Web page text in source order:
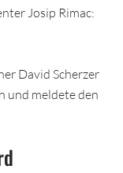
Josip Rimac:
David Scherzer
und meldete den